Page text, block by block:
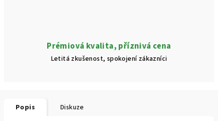
Prémiová kvalita, příznivá cena
Letitá zkušenost, spokojení zákazníci
Popis Diskuze